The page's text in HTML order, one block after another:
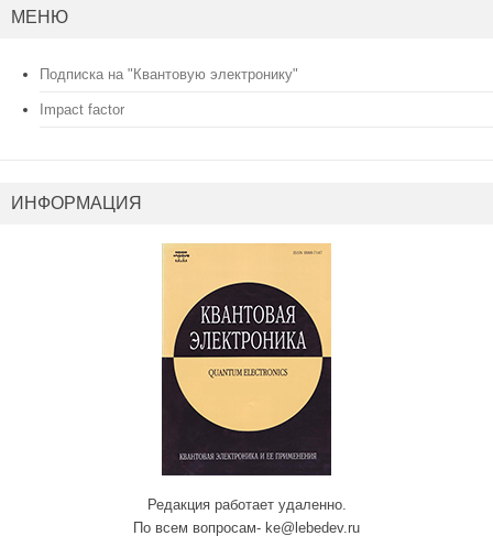
МЕНЮ
Подписка на "Квантовую электронику"
Impact factor
ИНФОРМАЦИЯ
Редакция работает удаленно.
По всем вопросам- ke@lebedev.ru